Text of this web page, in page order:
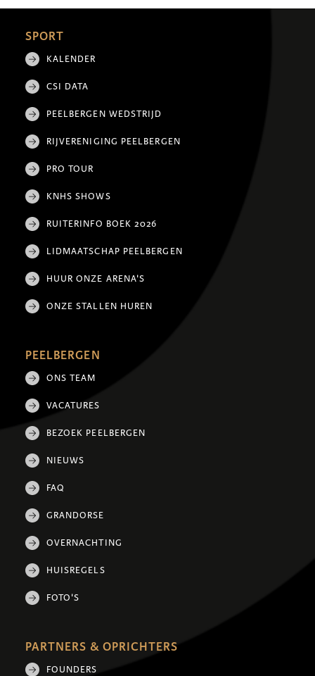
SPORT
KALENDER
CSI DATA
PEELBERGEN WEDSTRIJD
RIJVERENIGING PEELBERGEN
PRO TOUR
KNHS SHOWS
RUITERINFO BOEK 2026
LIDMAATSCHAP PEELBERGEN
HUUR ONZE ARENA'S
ONZE STALLEN HUREN
PEELBERGEN
ONS TEAM
VACATURES
BEZOEK PEELBERGEN
NIEUWS
FAQ
GRANDORSE
OVERNACHTING
HUISREGELS
FOTO'S
PARTNERS & OPRICHTERS
FOUNDERS